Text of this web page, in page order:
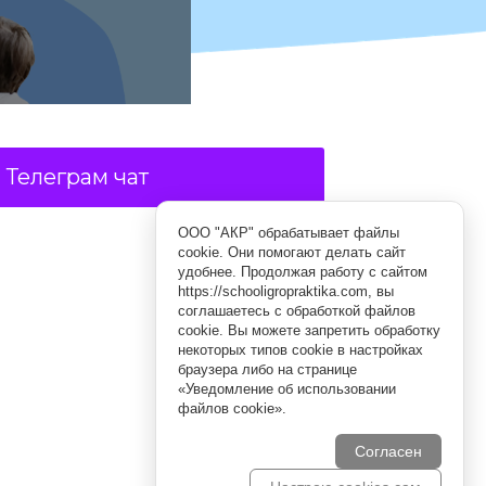
Телеграм чат
ООО "АКР" обрабатывает файлы
cookie. Они помогают делать сайт
удобнее. Продолжая работу с сайтом
https://schooligropraktika.com, вы
соглашаетесь с обработкой файлов
cookie. Вы можете запретить обработку
некоторых типов cookie в настройках
браузера либо на странице
«Уведомление об использовании
файлов cookie».
Согласен